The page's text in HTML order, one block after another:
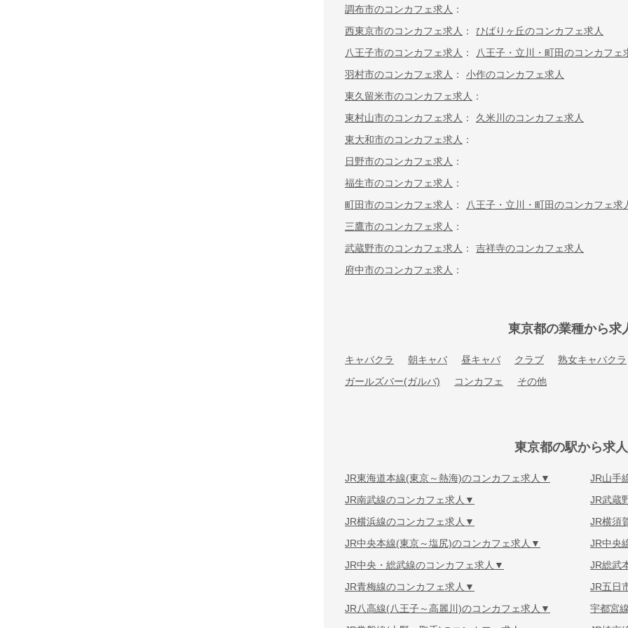
調布市のコンカフェ求人
西東京市のコンカフェ求人
ひばりヶ丘のコンカフェ求人
八王子市のコンカフェ求人
八王子・立川・町田のコンカフェ
羽村市のコンカフェ求人
小作のコンカフェ求人
東久留米市のコンカフェ求人
東村山市のコンカフェ求人
久米川のコンカフェ求人
東大和市のコンカフェ求人
日野市のコンカフェ求人
福生市のコンカフェ求人
町田市のコンカフェ求人
八王子・立川・町田のコンカフェ求
三鷹市のコンカフェ求人
武蔵野市のコンカフェ求人
吉祥寺のコンカフェ求人
府中市のコンカフェ求人
東京都の業種から求
キャバクラ 朝キャバ 昼キャバ クラブ
熟女キャバクラ
ガールズバー(ガルバ)
コンカフェ その他
東京都の駅から求
JR東海道本線(東京～熱海)のコンカフェ求人
JR山手
JR南武線のコンカフェ求人
JR武蔵
JR横浜線のコンカフェ求人
JR横須
JR中央本線(東京～塩尻)のコンカフェ求人
JR中央
JR中央・総武線のコンカフェ求人
JR総武
JR青梅線のコンカフェ求人
JR五日
JR八高線(八王子～高麗川)のコンカフェ求人
宇都宮